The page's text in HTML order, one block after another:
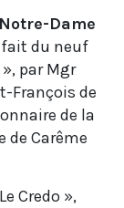
Dame
fait du neuf
par Mgr
François de
de la
de Carême
Credo »,